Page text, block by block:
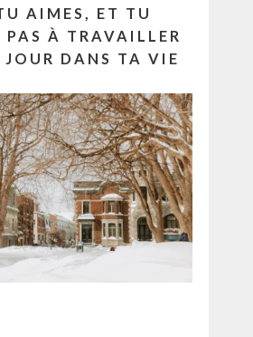
AIMES, ET TU
PAS À TRAVAILLER
JOUR DANS TA VIE